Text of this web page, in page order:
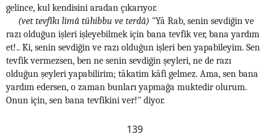
gelince, kul kendisini aradan çıkarıyor.
(vet tevfîkı limâ tühibbu ve terdâ) "Yâ Rab, senin sevdiğin ve
razı olduğun işleri işleyebilmek için bana tevfik ver, bana yardım
et!.. Ki, senin sevdiğin ve razı olduğun işleri ben yapabileyim. Sen
tevfik vermezsen, ben ne senin sevdiğin şeyleri, ne de razı
olduğun şeyleri yapabilirim; tâkatim kâfi gelmez. Ama, sen bana
yardım edersen, o zaman bunları yapmağa muktedir olurum.
Onun için, sen bana tevfikini ver!" diyor.
139